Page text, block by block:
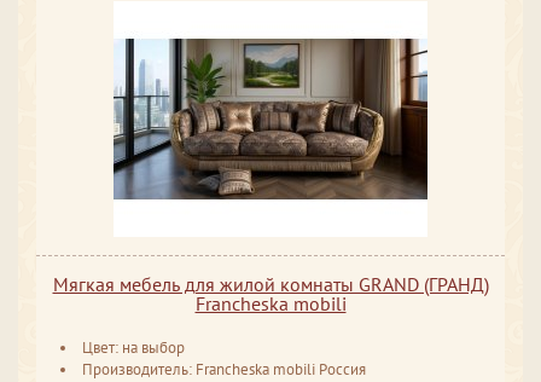
Мягкая мебель для жилой комнаты GRAND (ГРАНД)
Francheska mobili
Цвет: на выбор
Производитель: Francheska mobili Россия